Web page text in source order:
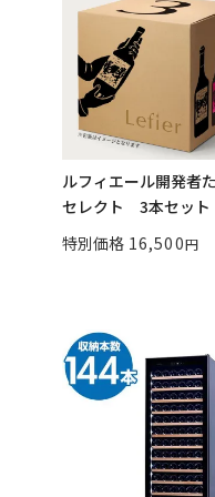
ルフィエール開発者
セレクト 3本セッ
特別価格 16,500